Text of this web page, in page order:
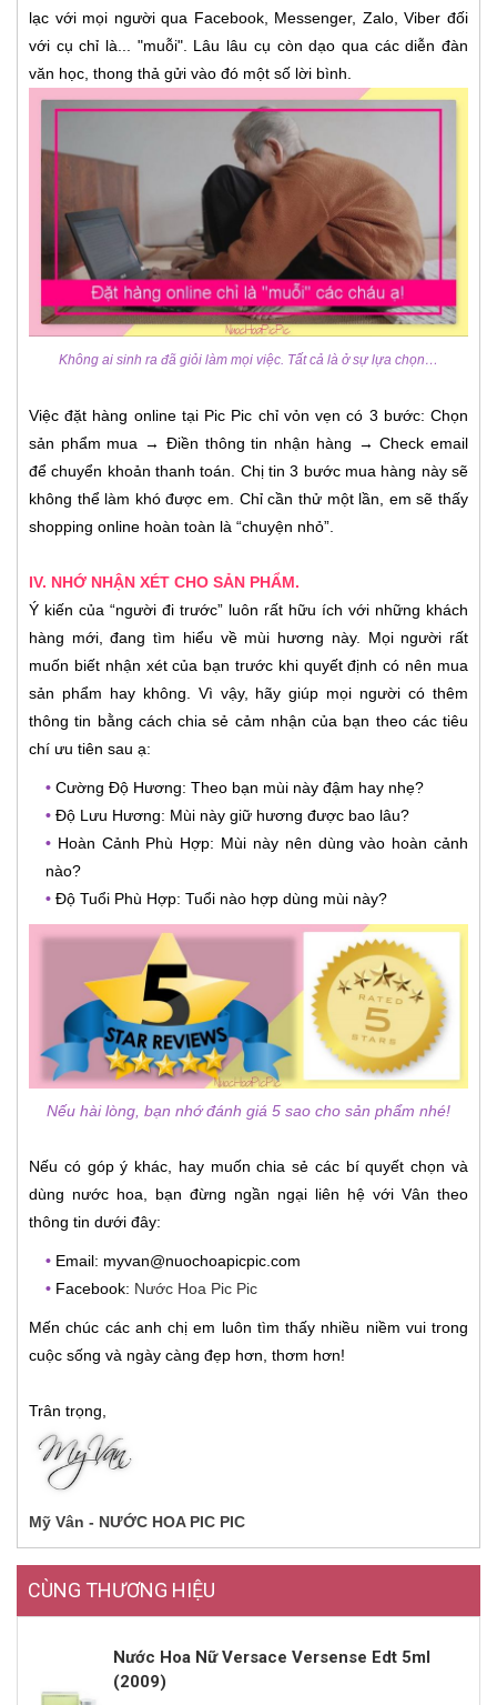
lạc với mọi người qua Facebook, Messenger, Zalo, Viber đối
với cụ chỉ là... "muỗi". Lâu lâu cụ còn dạo qua các diễn đàn
văn học, thong thả gửi vào đó một số lời bình.
Không ai sinh ra đã giỏi làm mọi việc. Tất cả là ở sự lựa chọn…
Việc đặt hàng online tại Pic Pic chỉ vỏn vẹn có 3 bước: Chọn
sản phẩm mua → Điền thông tin nhận hàng → Check email
để chuyển khoản thanh toán. Chị tin 3 bước mua hàng này sẽ
không thể làm khó được em. Chỉ cần thử một lần, em sẽ thấy
shopping online hoàn toàn là “chuyện nhỏ”.
IV. NHỚ NHẬN XÉT CHO SẢN PHẨM.
Ý kiến của “người đi trước” luôn rất hữu ích với những khách
hàng mới, đang tìm hiểu về mùi hương này. Mọi người rất
muốn biết nhận xét của bạn trước khi quyết định có nên mua
sản phẩm hay không. Vì vậy, hãy giúp mọi người có thêm
thông tin bằng cách chia sẻ cảm nhận của bạn theo các tiêu
chí ưu tiên sau ạ:
• Cường Độ Hương: Theo bạn mùi này đậm hay nhẹ?
• Độ Lưu Hương: Mùi này giữ hương được bao lâu?
• Hoàn Cảnh Phù Hợp: Mùi này nên dùng vào hoàn cảnh
nào?
• Độ Tuổi Phù Hợp: Tuổi nào hợp dùng mùi này?
Nếu hài lòng, bạn nhớ đánh giá 5 sao cho sản phẩm nhé!
Nếu có góp ý khác, hay muốn chia sẻ các bí quyết chọn và
dùng nước hoa, bạn đừng ngần ngại liên hệ với Vân theo
thông tin dưới đây:
• Email: myvan@nuochoapicpic.com
• Facebook: Nước Hoa Pic Pic
Mến chúc các anh chị em luôn tìm thấy nhiều niềm vui trong
cuộc sống và ngày càng đẹp hơn, thơm hơn!
Trân trọng,
Mỹ Vân - NƯỚC HOA PIC PIC
CÙNG THƯƠNG HIỆU
Nước Hoa Nữ Versace Versense Edt 5ml
(2009)